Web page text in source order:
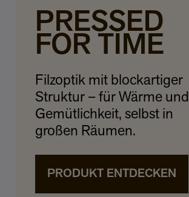
PRESSED
FOR TIME
Filzoptik mit blockartiger
Struktur – für Wärme und
Gemütlichkeit, selbst in
großen Räumen.
PRODUKT ENTDECKEN